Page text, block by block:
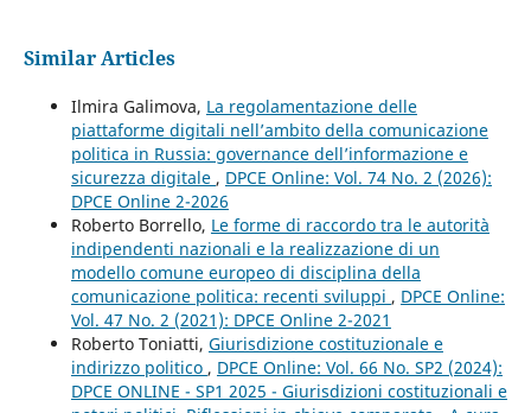
Similar Articles
Ilmira Galimova, La regolamentazione delle
piattaforme digitali nell’ambito della comunicazione
politica in Russia: governance dell’informazione e
sicurezza digitale , DPCE Online: Vol. 74 No. 2 (2026):
DPCE Online 2-2026
Roberto Borrello, Le forme di raccordo tra le autorità
indipendenti nazionali e la realizzazione di un
modello comune europeo di disciplina della
comunicazione politica: recenti sviluppi , DPCE Online:
Vol. 47 No. 2 (2021): DPCE Online 2-2021
Roberto Toniatti, Giurisdizione costituzionale e
indirizzo politico , DPCE Online: Vol. 66 No. SP2 (2024):
DPCE ONLINE - SP1 2025 - Giurisdizioni costituzionali e